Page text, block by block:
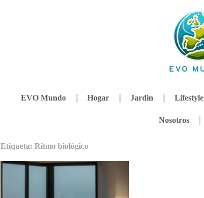
EVO Mundo Hogar Jardin Lifestyle
Nosotros
Etiqueta: Ritmo biológico